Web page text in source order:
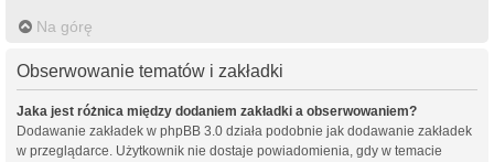
Na górę
Obserwowanie tematów i zakładki
Jaka jest różnica między dodaniem zakładki a obserwowaniem?
Dodawanie zakładek w phpBB 3.0 działa podobnie jak dodawanie zakładek
w przeglądarce. Użytkownik nie dostaje powiadomienia, gdy w temacie